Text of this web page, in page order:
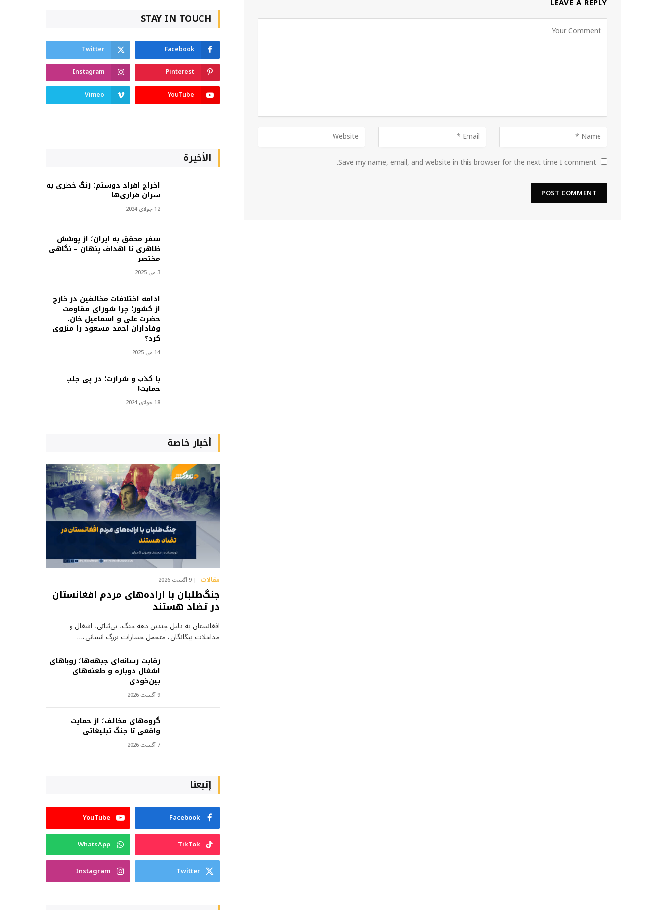
LEAVE A REPLY
Save my name, email, and website in this browser for the next time I comment.
STAY IN TOUCH
Facebook
Twitter
Pinterest
Instagram
YouTube
Vimeo
الأخيرة
اخراج افراد دوستم؛ زنگ خطری به
سران فراری‌ها
12 جولای 2024
سفر محقق به ایران؛ از پوشش
ظاهری تا اهداف پنهان – نگاهی
مختصر
3 می 2025
ادامه اختلافات مخالفین در خارج
از کشور؛ چرا شورای مقاومت
حضرت علی و اسماعیل خان،
وفاداران احمد مسعود را منزوی
کرد؟
14 می 2025
با کذب و شرارت؛ در پی جلب
حمایت!
18 جولای 2024
أخبار خاصة
مقالات 9 آگست 2026
جنگ‌طلبان با اراده‌های مردم افغانستان
در تضاد هستند
افغانستان به دلیل چندین دهه جنگ، بی‌ثباتی، اشغال و
مداخلات بیگانگان، متحمل خسارات بزرگ انسانی،…
رقابت رسانه‌ای جبهه‌ها؛ رویاهای
اشغال دوباره و طعنه‌های
بین‌خودی
9 آگست 2026
گروه‌های مخالف؛ از حمایت
واقعی تا جنگ تبلیغاتی
7 آگست 2026
إتبعنا
Facebook
YouTube
TikTok
WhatsApp
Twitter
Instagram